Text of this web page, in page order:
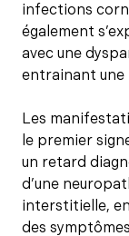
infections
également
avec une
entrainant une
Les
le premier
un retard
d’une
interstitielle,
des